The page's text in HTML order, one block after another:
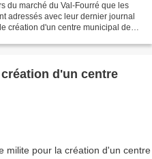
du marché du Val-Fourré que les
adressés avec leur dernier journal
création d'un centre municipal de
d'un centre